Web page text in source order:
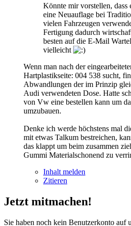
Könnte mir vorstellen, dass
eine Neuauflage bei
vielen Fahrzeugen
Fertigung dadurch
besten auf die E-Mail
vielleicht
Wenn man nach der
Hartplastikseite: 004 538 sucht,
Abwandlungen der im Prinzip
Audi verwendeten Dose. Hatte
von Vw eine bestellen kann um
umzubauen.
Denke ich werde höchstens mal
mit etwas Talkum bestreichen,
das klappt um beim zusammen
Gummi Materialschonend zu
Inhalt melden
Zitieren
Jetzt mitmachen!
Sie haben noch kein Benutzerkonto auf